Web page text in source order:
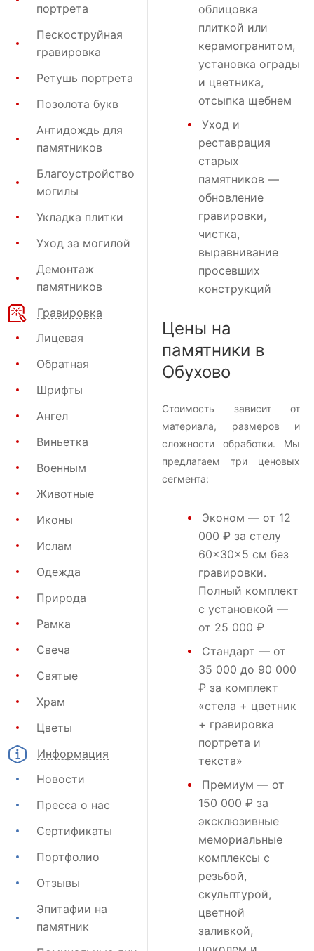
портрета
Пескоструйная
гравировка
Ретушь портрета
Позолота букв
Антидождь для
памятников
Благоустройство
могилы
Укладка плитки
Уход за могилой
Демонтаж
памятников
Гравировка
Лицевая
Обратная
Шрифты
Ангел
Виньетка
Военным
Животные
Иконы
Ислам
Одежда
Природа
Рамка
Свеча
Святые
Храм
Цветы
Информация
Новости
Пресса о нас
Сертификаты
Портфолио
Отзывы
Эпитафии на
памятник
облицовка
плиткой или
керамогранитом,
установка ограды
и цветника,
отсыпка щебнем
Уход и
реставрация
старых
памятников —
обновление
гравировки,
чистка,
выравнивание
просевших
конструкций
Цены на
памятники в
Обухово
Стоимость зависит от
материала, размеров и
сложности обработки. Мы
предлагаем три ценовых
сегмента:
Эконом — от 12
000 ₽ за стелу
60×30×5 см без
гравировки.
Полный комплект
с установкой —
от 25 000 ₽
Стандарт — от
35 000 до 90 000
₽ за комплект
«стела + цветник
+ гравировка
портрета и
текста»
Премиум — от
150 000 ₽ за
эксклюзивные
мемориальные
комплексы с
резьбой,
скульптурой,
цветной
заливкой,